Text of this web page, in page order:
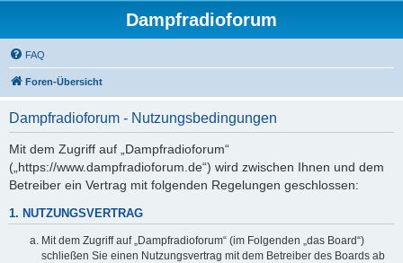
Dampfradioforum
FAQ
Foren-Übersicht
Dampfradioforum - Nutzungsbedingungen
Mit dem Zugriff auf „Dampfradioforum“
(„https://www.dampfradioforum.de“) wird zwischen Ihnen und dem
Betreiber ein Vertrag mit folgenden Regelungen geschlossen:
1. NUTZUNGSVERTRAG
Mit dem Zugriff auf „Dampfradioforum“ (im Folgenden „das Board“)
schließen Sie einen Nutzungsvertrag mit dem Betreiber des Boards ab